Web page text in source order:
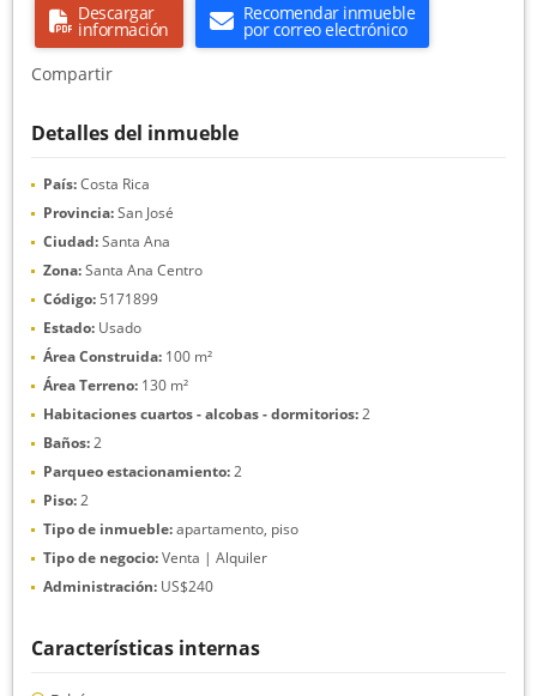
Descargar
información
Recomendar inmueble
por correo electrónico
Compartir
Detalles del inmueble
País:Costa Rica
Provincia:San José
Ciudad:Santa Ana
Zona:Santa Ana Centro
Código: 5171899
Estado: Usado
Área Construida: 100 m²
Área Terreno: 130 m²
Habitaciones cuartos - alcobas - dormitorios:2
Baños:2
Parqueo estacionamiento:2
Piso:2
Tipo de inmueble:apartamento, piso
Tipo de negocio:Venta | Alquiler
Administración: US$240
Características internas